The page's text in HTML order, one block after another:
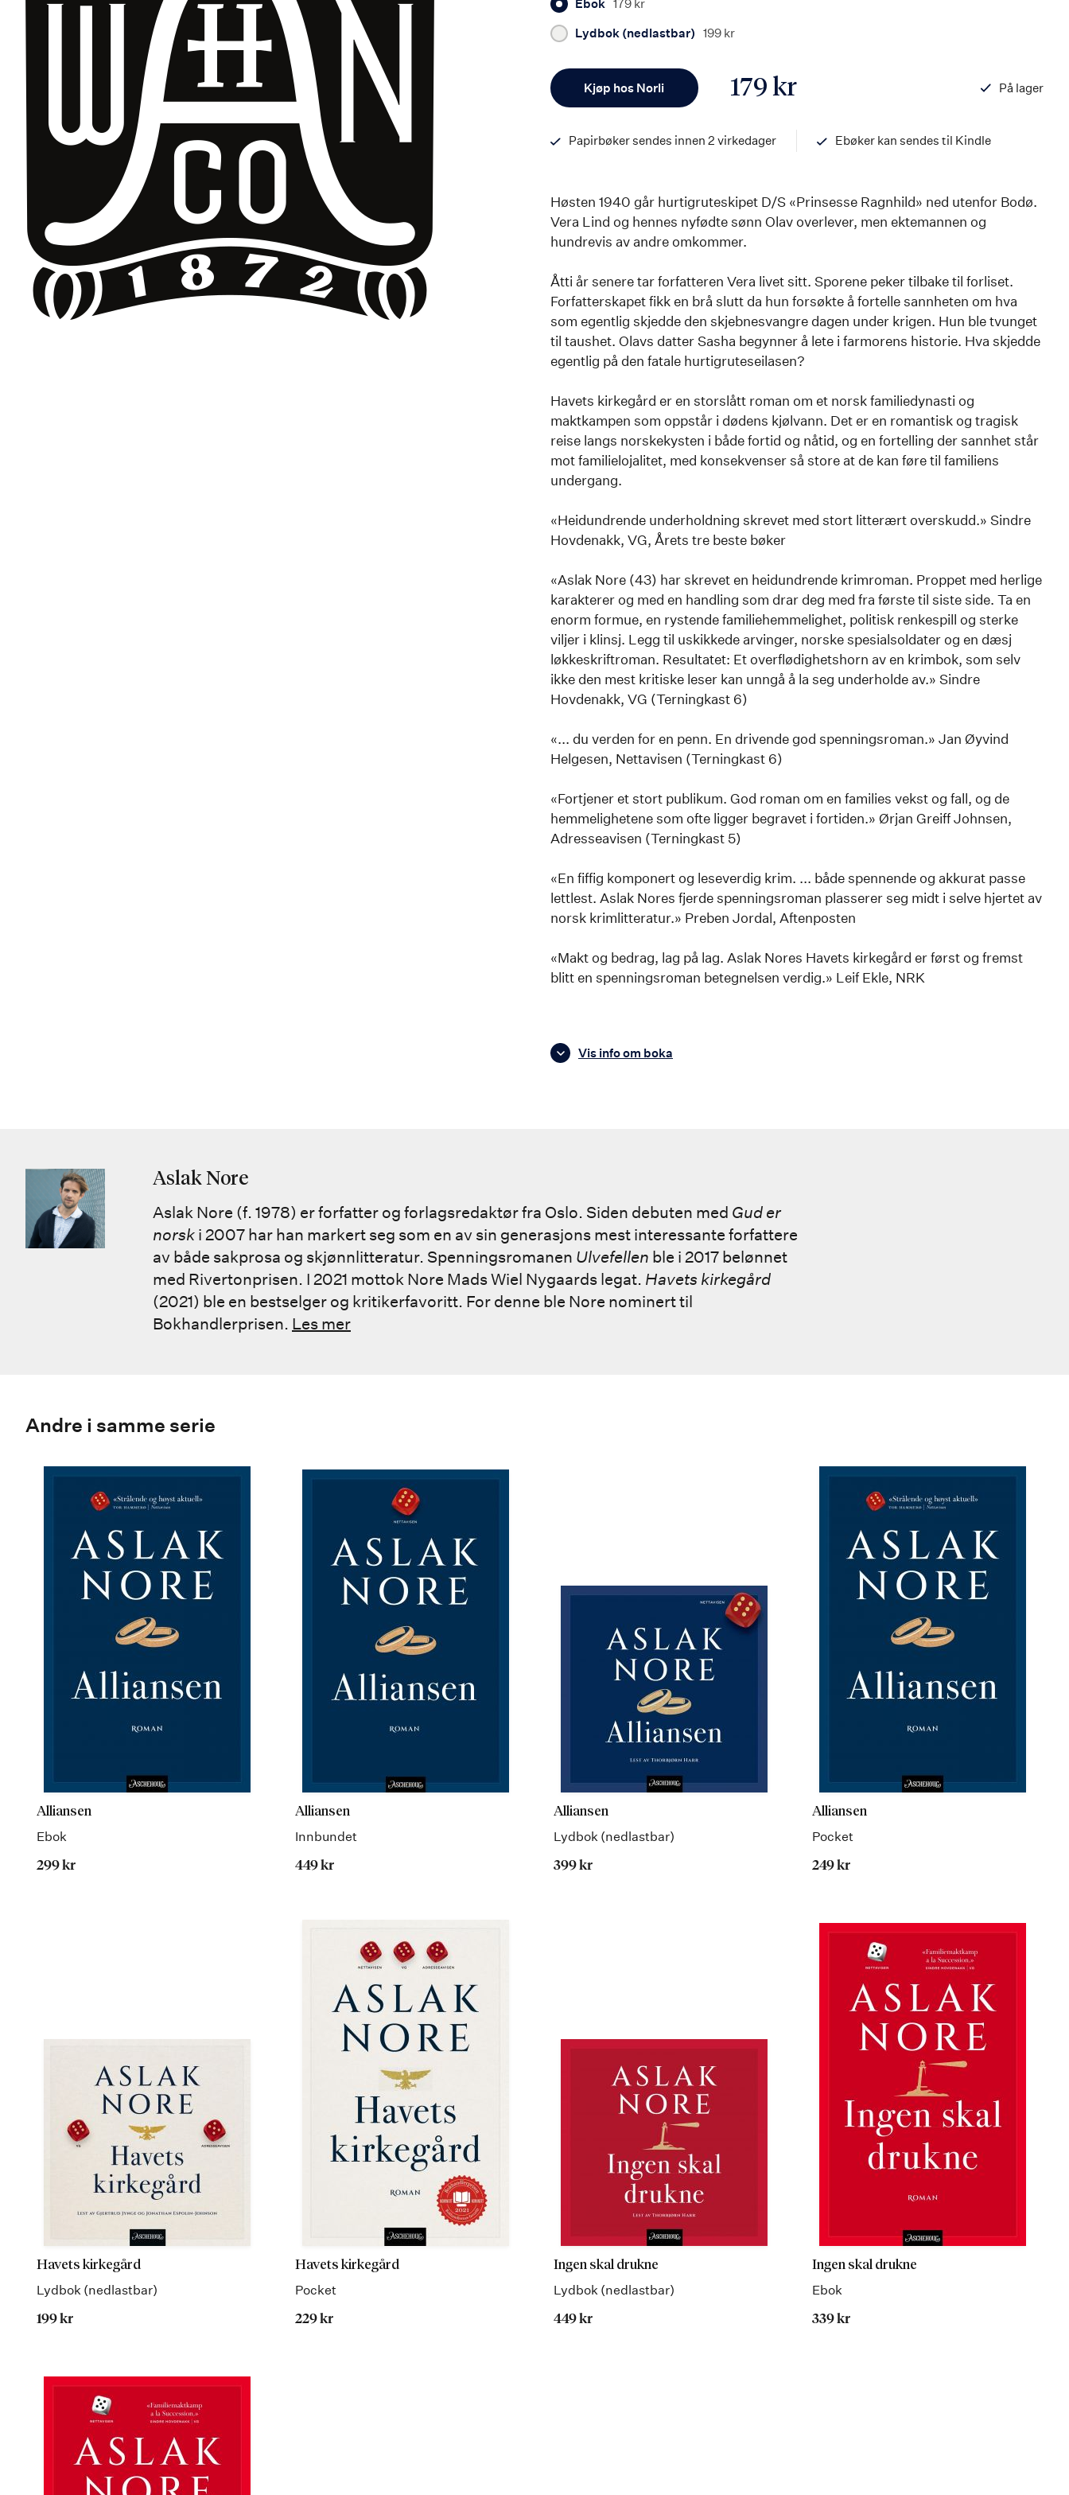
Ebok 179 kr
Lydbok (nedlastbar) 199 kr
Kjøp hos Norli 179 kr
På lager
Papirbøker sendes innen 2 virkedager
Ebøker kan sendes til Kindle
Høsten 1940 går hurtigruteskipet D/S «Prinsesse Ragnhild» ned utenfor Bodø.
Vera Lind og hennes nyfødte sønn Olav overlever, men ektemannen og
hundrevis av andre omkommer.
Åtti år senere tar forfatteren Vera livet sitt. Sporene peker tilbake til forliset.
Forfatterskapet fikk en brå slutt da hun forsøkte å fortelle sannheten om hva
som egentlig skjedde den skjebnesvangre dagen under krigen. Hun ble tvunget
til taushet. Olavs datter Sasha begynner å lete i farmorens historie. Hva skjedde
egentlig på den fatale hurtigruteseilasen?
Havets kirkegård er en storslått roman om et norsk familiedynasti og
maktkampen som oppstår i dødens kjølvann. Det er en romantisk og tragisk
reise langs norskekysten i både fortid og nåtid, og en fortelling der sannhet står
mot familielojalitet, med konsekvenser så store at de kan føre til familiens
undergang.
«Heidundrende underholdning skrevet med stort litterært overskudd.» Sindre
Hovdenakk, VG, Årets tre beste bøker
«Aslak Nore (43) har skrevet en heidundrende krimroman. Proppet med herlige
karakterer og med en handling som drar deg med fra første til siste side. Ta en
enorm formue, en rystende familiehemmelighet, politisk renkespill og sterke
viljer i klinsj. Legg til uskikkede arvinger, norske spesialsoldater og en dæsj
løkkeskriftroman. Resultatet: Et overflødighetshorn av en krimbok, som selv
ikke den mest kritiske leser kan unngå å la seg underholde av.» Sindre
Hovdenakk, VG (Terningkast 6)
«... du verden for en penn. En drivende god spenningsroman.» Jan Øyvind
Helgesen, Nettavisen (Terningkast 6)
«Fortjener et stort publikum. God roman om en families vekst og fall, og de
hemmelighetene som ofte ligger begravet i fortiden.» Ørjan Greiff Johnsen,
Adresseavisen (Terningkast 5)
«En fiffig komponert og leseverdig krim. ... både spennende og akkurat passe
lettlest. Aslak Nores fjerde spenningsroman plasserer seg midt i selve hjertet av
norsk krimlitteratur.» Preben Jordal, Aftenposten
«Makt og bedrag, lag på lag. Aslak Nores Havets kirkegård er først og fremst
blitt en spenningsroman betegnelsen verdig.» Leif Ekle, NRK
Vis info om boka
Aslak Nore
Aslak Nore (f. 1978) er forfatter og forlagsredaktør fra Oslo. Siden debuten med Gud er
norsk i 2007 har han markert seg som en av sin generasjons mest interessante forfattere
av både sakprosa og skjønnlitteratur. Spenningsromanen Ulvefellen ble i 2017 belønnet
med Rivertonprisen. I 2021 mottok Nore Mads Wiel Nygaards legat. Havets kirkegård
(2021) ble en bestselger og kritikerfavoritt. For denne ble Nore nominert til
Bokhandlerprisen. Les mer
Andre i samme serie
Alliansen
Ebok
299 kr
Alliansen
Innbundet
449 kr
Alliansen
Lydbok (nedlastbar)
399 kr
Alliansen
Pocket
249 kr
Havets kirkegård
Lydbok (nedlastbar)
199 kr
Havets kirkegård
Pocket
229 kr
Ingen skal drukne
Lydbok (nedlastbar)
449 kr
Ingen skal drukne
Ebok
339 kr